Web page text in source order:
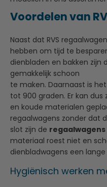
Voordelen van
Naast dat RVS
hebben om tijd te
dienbladen en bakken zijn
gemakkelijk schoon
te maken. Daarnaast is
tot 900 graden. Er kan
en koude materialen
regaalwagens zonder dat
slot zijn de regaalwagens
materiaal roest niet en
dienbladwagens een
Hygiënisch werken